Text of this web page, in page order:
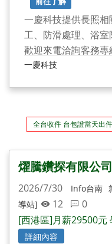
一慶科技提供長照
工、防滑處理、浴
歡迎來電洽詢客務
一慶科技
全台收件 台包證當天出件
燿騰鑽探有限公
2026/7/30 Info台南
導站]
12
0
[西港區]月薪29500元
詳細內容